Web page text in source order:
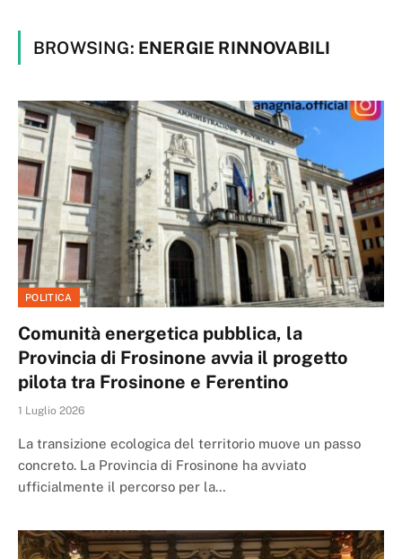
BROWSING: ENERGIE RINNOVABILI
POLITICA
Comunità energetica pubblica, la
Provincia di Frosinone avvia il progetto
pilota tra Frosinone e Ferentino
1 Luglio 2026
La transizione ecologica del territorio muove un passo
concreto. La Provincia di Frosinone ha avviato
ufficialmente il percorso per la…